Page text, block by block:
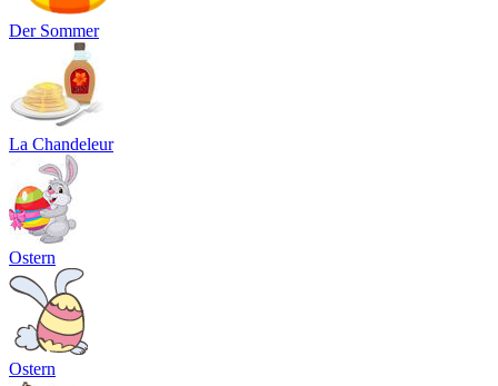
Der Sommer
La Chandeleur
Ostern
Ostern